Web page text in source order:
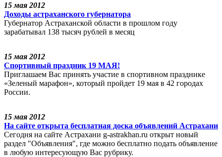
15 мая 2012
Доходы астраханского губернатора
Губернатор Астраханской области в прошлом году
зарабатывал 138 тысяч рублей в месяц
15 мая 2012
Спортивный праздник 19 МАЯ!
Приглашаем Вас принять участие в спортивном празднике
«Зеленый марафон», который пройдет 19 мая в 42 городах
России.
15 мая 2012
На сайте открыта бесплатная доска объявлений Астрахани
Сегодня на сайте Астрахани g-astrakhan.ru открыт новый
раздел "Объявления", где можно бесплатно подать объявление
в любую интересующую Вас рубрику.